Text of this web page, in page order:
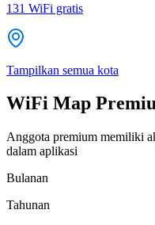
131 WiFi gratis
Tampilkan semua kota
WiFi Map
Anggota premium memiliki
dalam aplikasi
Bulanan
Tahunan